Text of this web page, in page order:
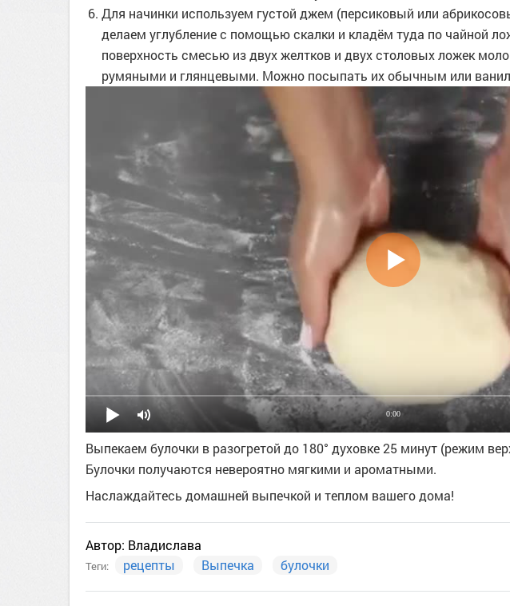
Для начинки используем густой джем (персиковый или
делаем углубление с помощью скалки и кладём туда по чайной
поверхность смесью из двух желтков и двух столовых ложек
румяными и глянцевыми. Можно посыпать их обычным или
0:00
Выпекаем булочки в разогретой до 180° духовке 25 минут (режим
Булочки получаются невероятно мягкими и ароматными.
Наслаждайтесь домашней выпечкой и теплом вашего дома!
Автор: Владислава
Теги: рецепты Выпечка булочки